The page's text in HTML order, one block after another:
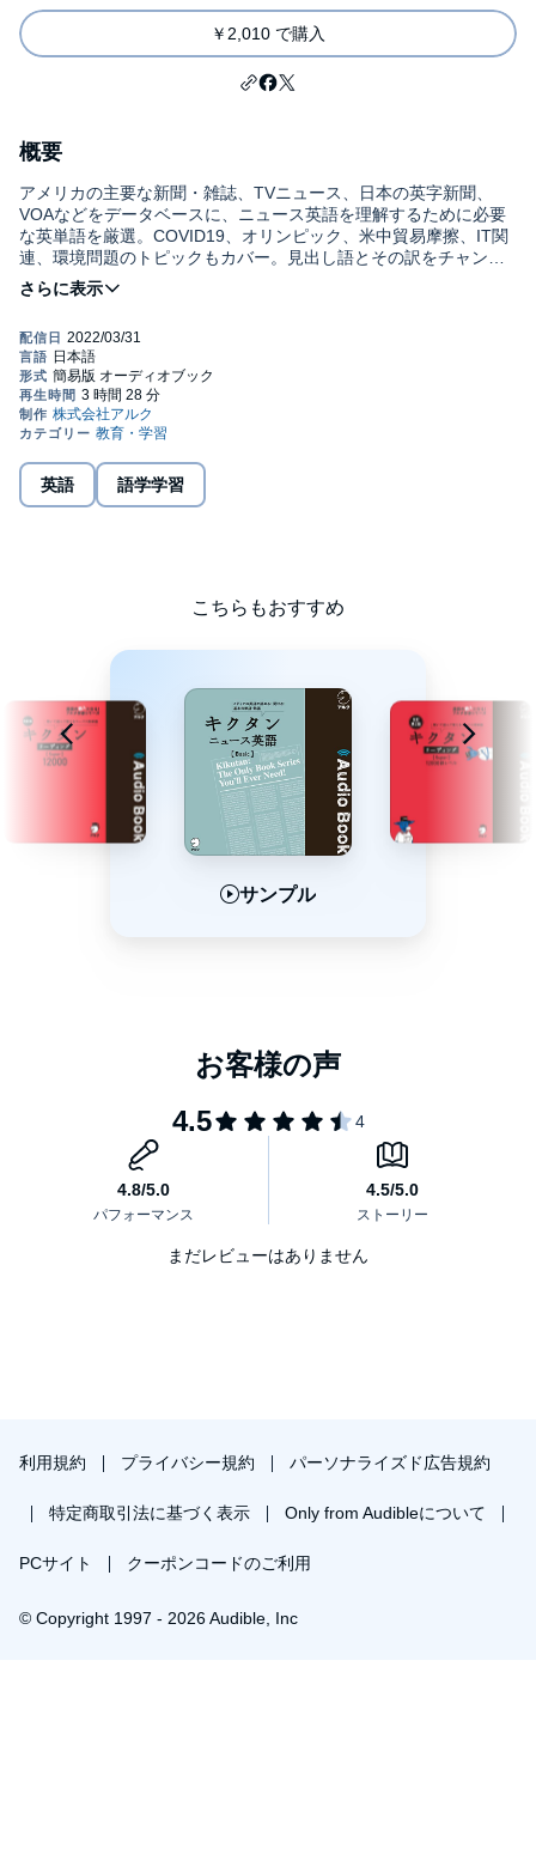
￥2,010 で購入
概要
アメリカの主要な新聞・雑誌、TVニュース、日本の英字新聞、
VOAなどをデータベースに、ニュース英語を理解するために必要
な英単語を厳選。COVID19、オリンピック、米中貿易摩擦、IT関
連、環境問題のトピックもカバー。見出し語とその訳をチャンツ
（音楽）に載せて楽しくインプット。例文（音声付）と共に学び
ます。収載語句1024語。収録時間約3時間半（日本語＋英語）。
1. ニュース英語の理解には、まずは語彙力
万人に向けて、正しくわかりやすい言葉が使わるニュース英語。
聞き取れない、理解が深まらないという悩みがあるとき、ほとん
どの場合は受け手側の「語彙力」不足に原因があります。では、
どうすれば語彙力を身につけることができるでしょうか。
2. 単語は目で見るだけでは覚えられない
「キクタン」シリーズでは、「チャンツ」と呼ばれる軽快な音楽
※本商品は書籍付属のダウンロード用音声と同内容です。テキス
ト情報は含まれておりません。©2022 ALC PRESS INC.
英語 語学学習
こちらもおすすめ
サンプル
まだレビューはありません
利用規約 プライバシー規約 パーソナライズド広告規約
特定商取引法に基づく表示 Only from Audibleについて
PCサイト クーポンコードのご利用
© Copyright 1997 - 2026 Audible, Inc